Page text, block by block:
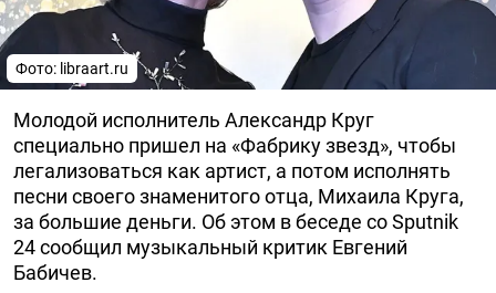
Фото: libraart.ru
Молодой исполнитель Александр Круг
специально пришел на «Фабрику звезд», чтобы
легализоваться как артист, а потом исполнять
песни своего знаменитого отца, Михаила Круга,
за большие деньги. Об этом в беседе со Sputnik
24 сообщил музыкальный критик Евгений
Бабичев.